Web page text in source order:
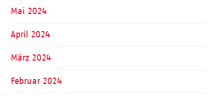
Mai 2024
April 2024
März 2024
Februar 2024